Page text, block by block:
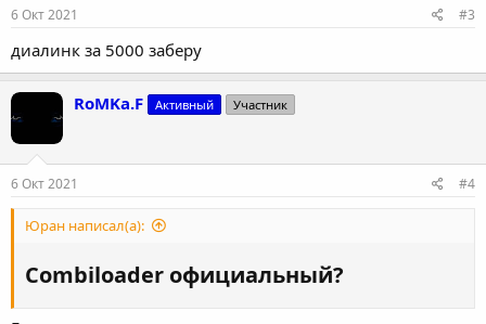
6 Окт 2021 #3
диалинк за 5000 заберу
RoMKa.F Активный Участник
6 Окт 2021 #4
Юран написал(а):
Combiloader официальный?​